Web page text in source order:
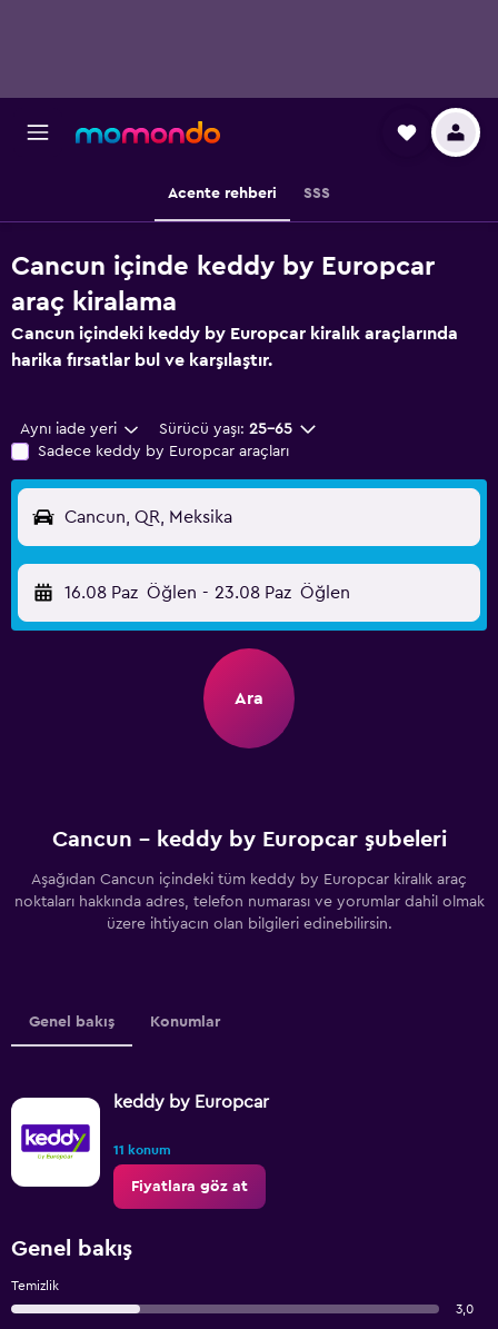
Acente rehberi SSS
Cancun içinde keddy by Europcar
araç kiralama
Cancun içindeki keddy by Europcar kiralık araçlarında
harika fırsatlar bul ve karşılaştır.
Aynı iade yeri Sürücü yaşı: 25-65
Sadece keddy by Europcar araçları
Cancun, QR, Meksika
16.08 Paz Öğlen - 23.08 Paz Öğlen
Ara
Cancun - keddy by Europcar şubeleri
Aşağıdan Cancun içindeki tüm keddy by Europcar kiralık araç
noktaları hakkında adres, telefon numarası ve yorumlar dahil olmak
üzere ihtiyacın olan bilgileri edinebilirsin.
Genel bakış Konumlar
keddy by Europcar
11 konum
Fiyatlara göz at
Genel bakış
Temizlik
3,0